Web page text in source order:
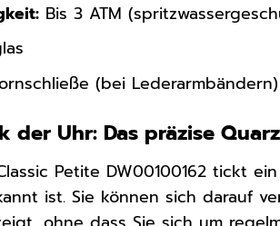
Bis 3 ATM
(bei
der Uhr: Das präzise
Petite DW00100162 tickt
ist. Sie können sich darauf